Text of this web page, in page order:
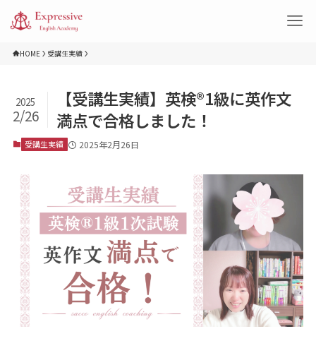
HOME 受講生実績
【受講生実績】英検®︎1級に英作文
満点で合格しました！
2025
2/26
受講生実績 2025年2月26日